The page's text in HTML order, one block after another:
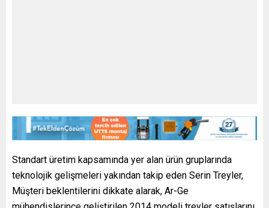
Standart üretim kapsamında yer alan ürün gruplarında
teknolojik gelişmeleri yakından takip eden Serin Treyler,
Müşteri beklentilerini dikkate alarak, Ar-Ge